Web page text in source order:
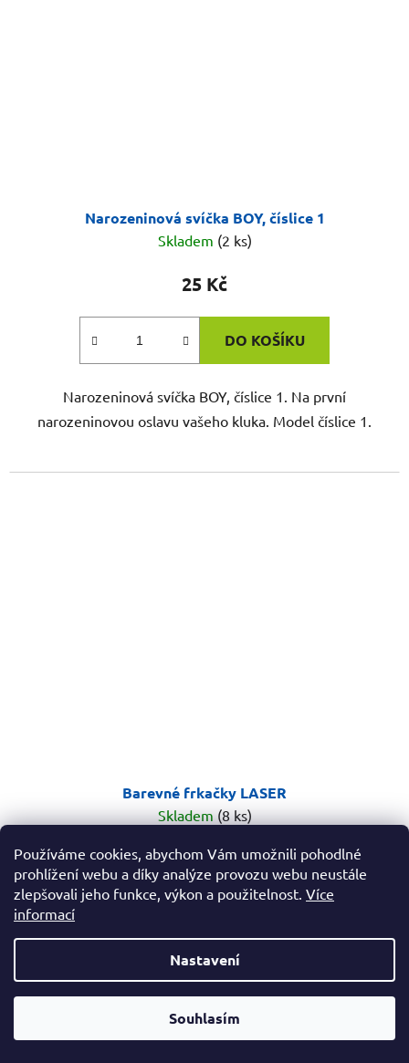
Používáme cookies, abychom Vám umožnili pohodlné
prohlížení webu a díky analýze provozu webu neustále
zlepšovali jeho funkce, výkon a použitelnost. Více
informací
Nastavení
Souhlasím
Od čtvrtka 6.8. do úterý 11.8. máme mimořádně zavřeno.
Narozeninová svíčka BOY, číslice 1
Skladem (2 ks)
25 Kč
DO KOŠÍKU
Narozeninová svíčka BOY, číslice 1. Na první
narozeninovou oslavu vašeho kluka. Model číslice 1.
Barevné frkačky LASER
Skladem(8 ks)
29 Kč
6 kusů barevných frkaček. Výborný doplněk pro vaše
oslavy. Model 6ks.